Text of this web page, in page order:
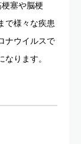
塞や脳梗
で様々な疾患
ナウイルスで
ります。